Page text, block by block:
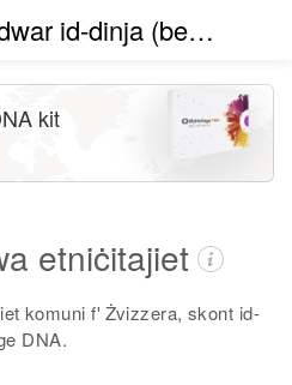
Etniċitajiet madwar id-dinja (beta)
etniċitajiet
komuni f' Żvizzera, skont id-
DNA.
kit